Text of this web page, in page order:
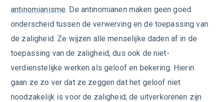
antinomianisme. De antinomianen maken geen goed
onderscheid tussen de verwerving en de toepassing van
de zaligheid. Ze wijzen alle menselijke daden af in de
toepassing van de zaligheid, dus ook de niet-
verdienstelijke werken als geloof en bekering. Hierin
gaan ze zo ver dat ze zeggen dat het geloof niet
noodzakelijk is voor de zaligheid; de uitverkorenen zijn